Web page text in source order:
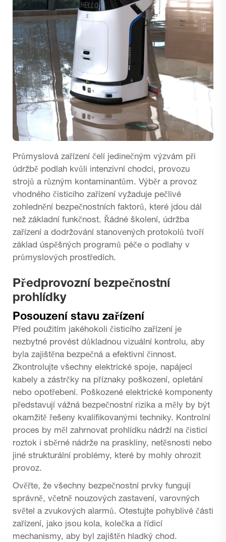
Průmyslová zařízení čelí jedinečným výzvám při
údržbě podlah kvůli intenzivní chodci, provozu
strojů a různým kontaminantům. Výběr a provoz
vhodného čisticího zařízení vyžaduje pečlivé
zohlednění bezpečnostních faktorů, které jdou dál
než základní funkčnost. Řádné školení, údržba
zařízení a dodržování stanovených protokolů tvoří
základ úspěšných programů péče o podlahy v
průmyslových prostředích.
Předprovozní bezpečnostní
prohlídky
Posouzení stavu zařízení
Před použitím jakéhokoli čisticího zařízení je
nezbytné provést důkladnou vizuální kontrolu, aby
byla zajištěna bezpečná a efektivní činnost.
Zkontrolujte všechny elektrické spoje, napájecí
kabely a zástrčky na příznaky poškození, opletání
nebo opotřebení. Poškozené elektrické komponenty
představují vážná bezpečnostní rizika a měly by být
okamžitě řešeny kvalifikovanými techniky. Kontrolní
proces by měl zahrnovat prohlídku nádrží na čisticí
roztok i sběrné nádrže na praskliny, netěsnosti nebo
jiné strukturální problémy, které by mohly ohrozit
provoz.
Ověřte, že všechny bezpečnostní prvky fungují
správně, včetně nouzových zastavení, varovných
světel a zvukových alarmů. Otestujte pohyblivé části
zařízení, jako jsou kola, kolečka a řídicí
mechanismy, aby byl zajištěn hladký chod.